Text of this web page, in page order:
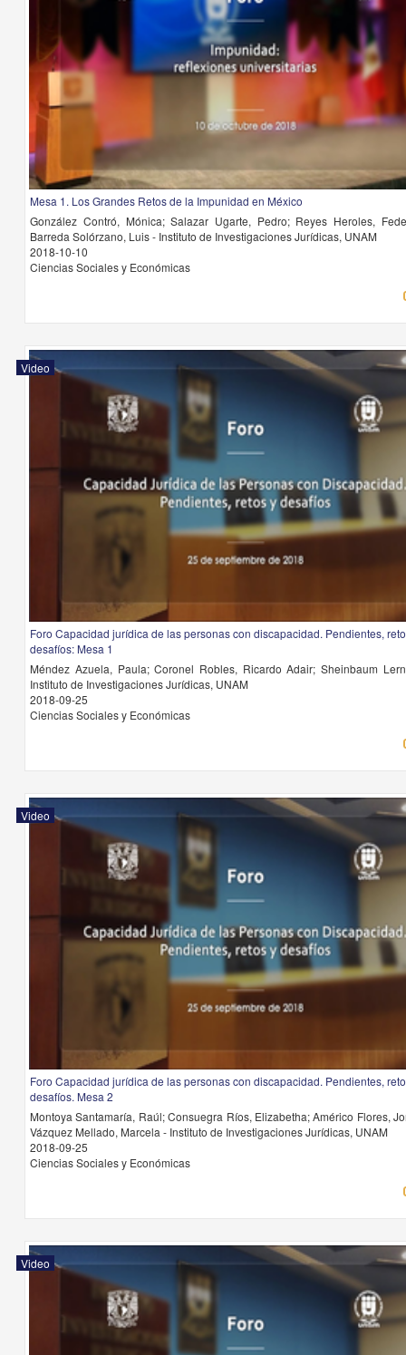
Mesa 1. Los Grandes Retos de la Impunidad en México
González Contró, Mónica; Salazar Ugarte, Pedro; Reyes Heroles,
Barreda Solórzano, Luis - Instituto de Investigaciones Jurídicas, UNAM
2018-10-10
Ciencias Sociales y Económicas
Video
Foro Capacidad jurídica de las personas con discapacidad. Pendientes,
desafíos: Mesa 1
Méndez Azuela, Paula; Coronel Robles, Ricardo Adair; Sheinbaum
Instituto de Investigaciones Jurídicas, UNAM
2018-09-25
Ciencias Sociales y Económicas
Video
Foro Capacidad jurídica de las personas con discapacidad. Pendientes,
desafíos. Mesa 2
Montoya Santamaría, Raúl; Consuegra Ríos, Elizabetha; Américo Flores,
Vázquez Mellado, Marcela - Instituto de Investigaciones Jurídicas, UNAM
2018-09-25
Ciencias Sociales y Económicas
Video